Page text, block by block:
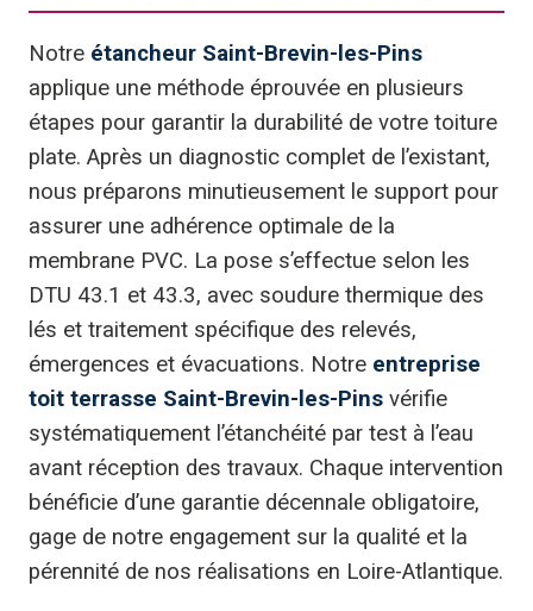
Notre étancheur Saint-Brevin-les-Pins
applique une méthode éprouvée en plusieurs
étapes pour garantir la durabilité de votre toiture
plate. Après un diagnostic complet de l’existant,
nous préparons minutieusement le support pour
assurer une adhérence optimale de la
membrane PVC. La pose s’effectue selon les
DTU 43.1 et 43.3, avec soudure thermique des
lés et traitement spécifique des relevés,
émergences et évacuations. Notre entreprise
toit terrasse Saint-Brevin-les-Pins vérifie
systématiquement l’étanchéité par test à l’eau
avant réception des travaux. Chaque intervention
bénéficie d’une garantie décennale obligatoire,
gage de notre engagement sur la qualité et la
pérennité de nos réalisations en Loire-Atlantique.